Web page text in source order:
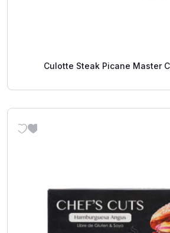
Culotte Steak Picane Master